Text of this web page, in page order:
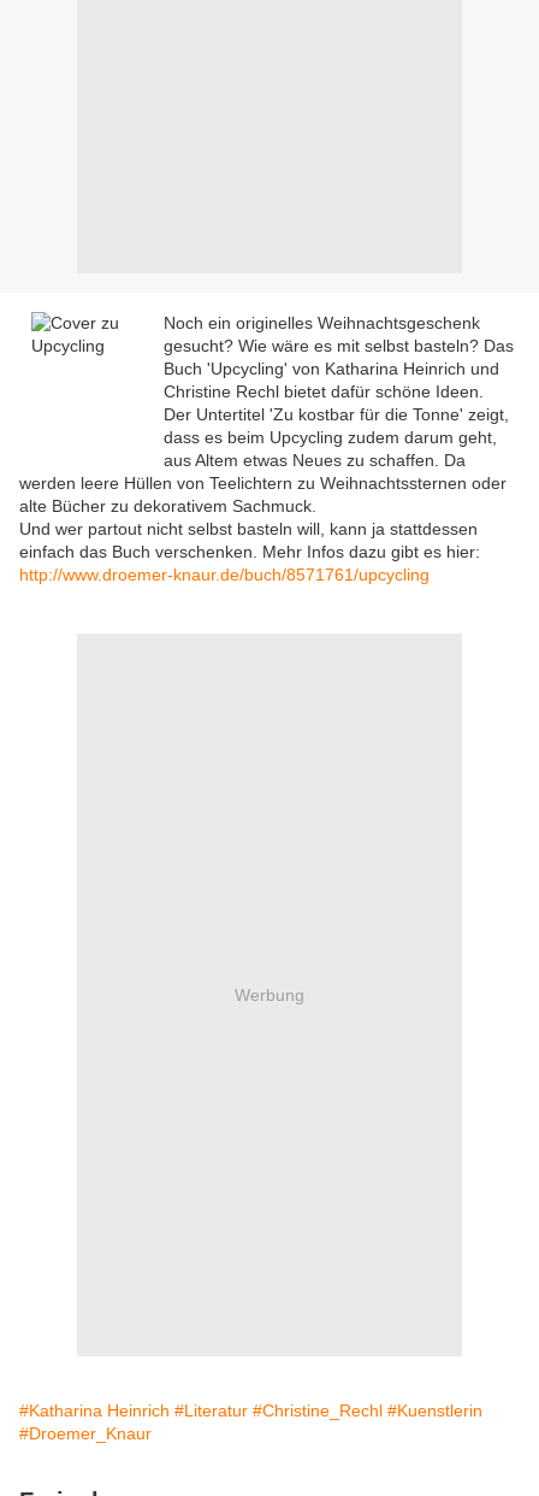
Noch ein originelles Weihnachtsgeschenk
gesucht? Wie wäre es mit selbst basteln? Das
Buch 'Upcycling' von Katharina Heinrich und
Christine Rechl bietet dafür schöne Ideen.
Der Untertitel 'Zu kostbar für die Tonne' zeigt,
dass es beim Upcycling zudem darum geht,
aus Altem etwas Neues zu schaffen. Da
werden leere Hüllen von Teelichtern zu Weihnachtssternen oder
alte Bücher zu dekorativem Sachmuck.
Und wer partout nicht selbst basteln will, kann ja stattdessen
einfach das Buch verschenken. Mehr Infos dazu gibt es hier:
http://www.droemer-knaur.de/buch/8571761/upcycling
Werbung
#Katharina Heinrich #Literatur #Christine_Rechl #Kuenstlerin
#Droemer_Knaur